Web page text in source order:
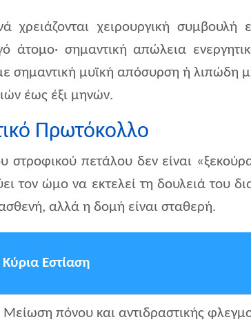
χρειάζονται χειρουργική
άτομο· σημαντική απώλεια
σημαντική μυϊκή απόσυρση ή λιπώδη
έως έξι μηνών.
Πρωτόκολλο
στροφικού πετάλου δεν είναι
τον ώμο να εκτελεί τη δουλειά του
αλλά η δομή είναι σταθερή.
Κύρια Εστίαση
Μείωση πόνου και αντιδραστικής